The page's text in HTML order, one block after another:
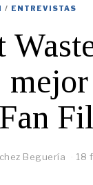
/ ENTREVISTAS
Beguería 18